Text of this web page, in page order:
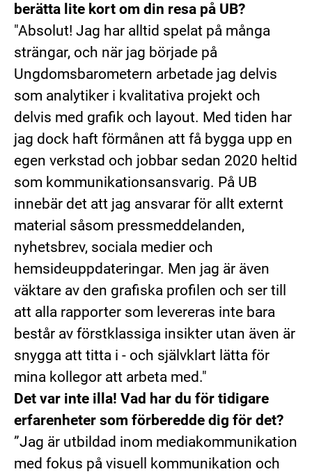
berätta lite kort om din resa på UB?
"Absolut! Jag har alltid spelat på många
strängar, och när jag började på
Ungdomsbarometern arbetade jag delvis
som analytiker i kvalitativa projekt och
delvis med grafik och layout. Med tiden har
jag dock haft förmånen att få bygga upp en
egen verkstad och jobbar sedan 2020 heltid
som kommunikationsansvarig. På UB
innebär det att jag ansvarar för allt externt
material såsom pressmeddelanden,
nyhetsbrev, sociala medier och
hemsideuppdateringar. Men jag är även
väktare av den grafiska profilen och ser till
att alla rapporter som levereras inte bara
består av förstklassiga insikter utan även är
snygga att titta i - och självklart lätta för
mina kollegor att arbeta med."
Det var inte illa! Vad har du för tidigare
erfarenheter som förberedde dig för det?
”Jag är utbildad inom mediakommunikation
med fokus på visuell kommunikation och